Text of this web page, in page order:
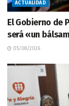
ACTUALIDAD
El Gobierno de
será «un
05/08/2026